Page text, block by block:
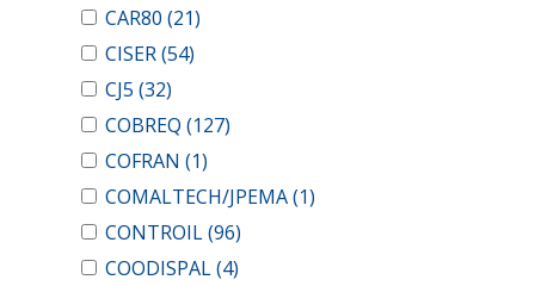
CAR80 (21)
CISER(54)
CJ5 (32)
COBREQ (127)
COFRAN (1)
COMALTECH/JPEMA(1)
CONTROIL(96)
COODISPAL(4)